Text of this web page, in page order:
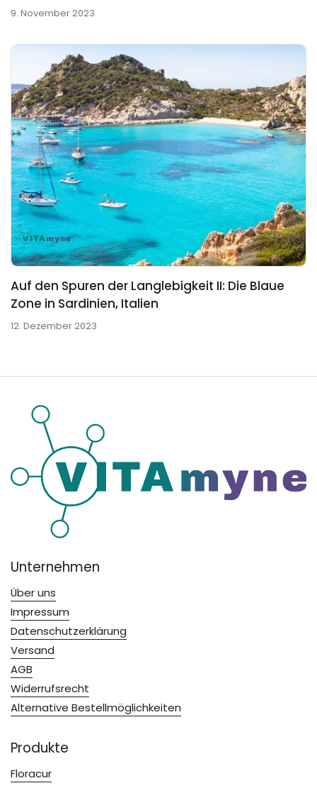
9. November 2023
Auf den Spuren der Langlebigkeit II: Die Blaue
Zone in Sardinien, Italien
12. Dezember 2023
Unternehmen
Über uns
Impressum
Datenschutzerklärung
Versand
AGB
Widerrufsrecht
Alternative Bestellmöglichkeiten
Produkte
Floracur